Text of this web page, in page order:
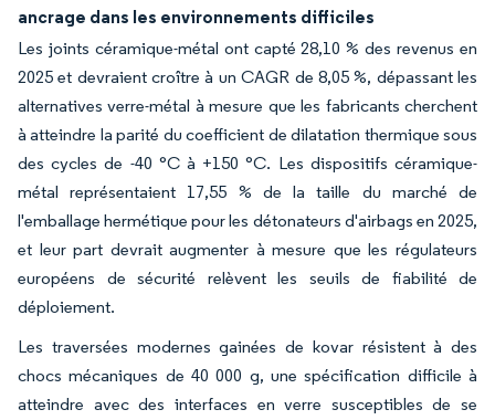
ancrage dans les environnements difficiles
Les joints céramique-métal ont capté 28,10 % des revenus en
2025 et devraient croître à un CAGR de 8,05 %, dépassant les
alternatives verre-métal à mesure que les fabricants cherchent
à atteindre la parité du coefficient de dilatation thermique sous
des cycles de -40 °C à +150 °C. Les dispositifs céramique-
métal représentaient 17,55 % de la taille du marché de
l'emballage hermétique pour les détonateurs d'airbags en 2025,
et leur part devrait augmenter à mesure que les régulateurs
européens de sécurité relèvent les seuils de fiabilité de
déploiement.
Les traversées modernes gainées de kovar résistent à des
chocs mécaniques de 40 000 g, une spécification difficile à
atteindre avec des interfaces en verre susceptibles de se